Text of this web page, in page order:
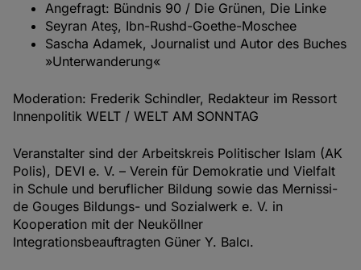
Angefragt: Bündnis 90 / Die Grünen, Die Linke
Seyran Ateş, Ibn-Rushd-Goethe-Moschee
Sascha Adamek, Journalist und Autor des Buches
»Unterwanderung«
Moderation: Frederik Schindler, Redakteur im Ressort
Innenpolitik WELT / WELT AM SONNTAG
Veranstalter sind der Arbeitskreis Politischer Islam (AK
Polis), DEVI e. V. – Verein für Demokratie und Vielfalt
in Schule und beruflicher Bildung sowie das Mernissi-
de Gouges Bildungs- und Sozialwerk e. V. in
Kooperation mit der Neuköllner
Integrationsbeauftragten Güner Y. Balcı.